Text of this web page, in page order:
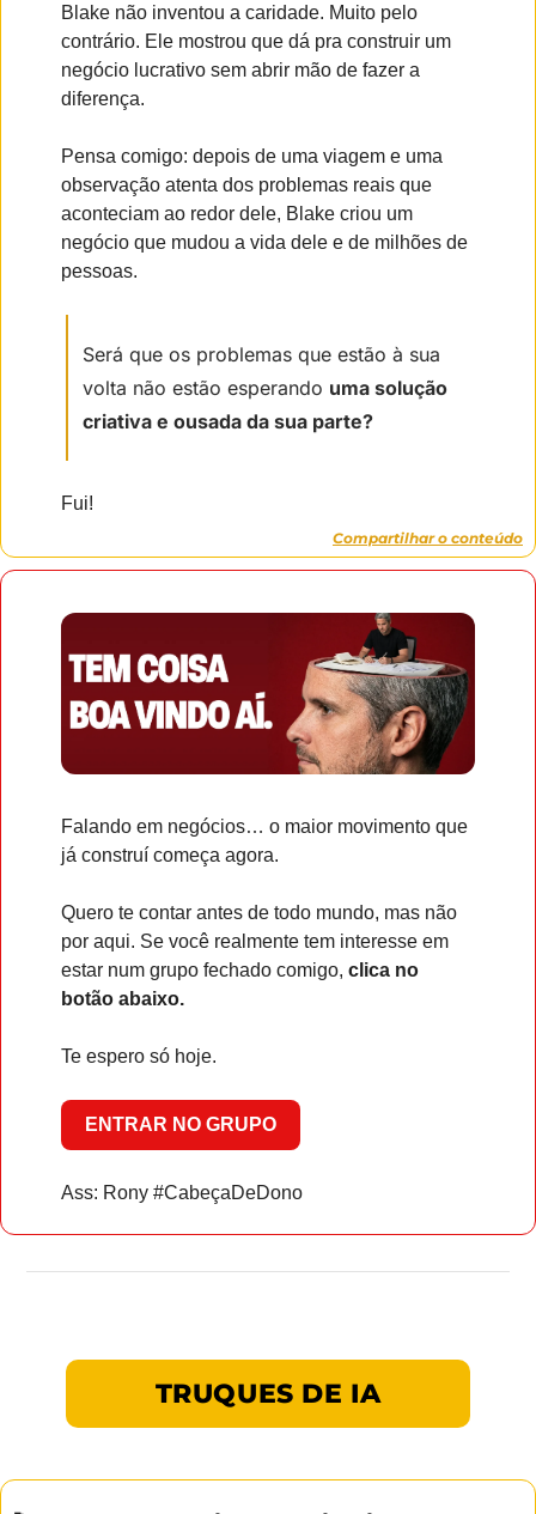
Blake não inventou a caridade. Muito pelo
contrário. Ele mostrou que dá pra construir um
negócio lucrativo sem abrir mão de fazer a
diferença.
Pensa comigo: depois de uma viagem e uma
observação atenta dos problemas reais que
aconteciam ao redor dele, Blake criou um
negócio que mudou a vida dele e de milhões de
pessoas.
Será que os problemas que estão à sua
volta não estão esperando uma solução
criativa e ousada da sua parte?
Fui!
Compartilhar o conteúdo
Falando em negócios… o maior movimento que
já construí começa agora.
Quero te contar antes de todo mundo, mas não
por aqui. Se você realmente tem interesse em
estar num grupo fechado comigo, clica no
botão abaixo.
Te espero só hoje.
ENTRAR NO GRUPO
Ass: Rony #CabeçaDeDono
TRUQUES DE IA